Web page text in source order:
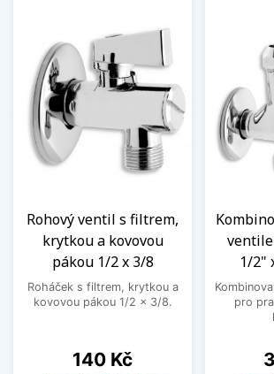
Rohový ventil s filtrem,
krytkou a kovovou
pákou 1/2 x 3/8
Roháček s filtrem, krytkou a
kovovou pákou 1/2 x 3/8.
Cena
140 Kč
1/2"
pro